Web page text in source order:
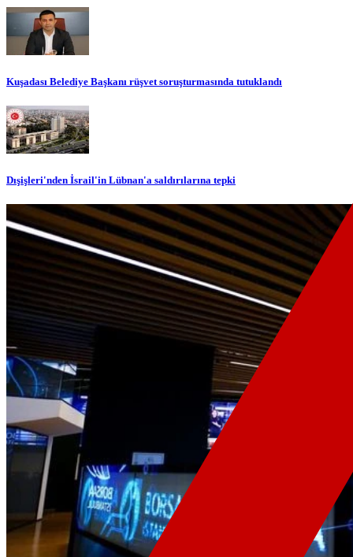
Kuşadası Belediye Başkanı rüşvet soruşturmasında tutuklandı
Dışişleri'nden İsrail'in Lübnan'a saldırılarına tepki